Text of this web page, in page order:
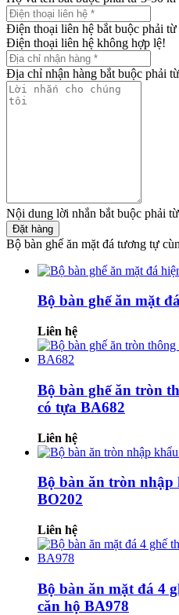
Điện thoại liên hệ bắt buộc phải
Điện thoại liên hệ không hợp lệ!
Địa chỉ nhận hàng bắt buộc phải
Nội dung lời nhắn bắt buộc phải
Đặt hàng
Bộ bàn ghế ăn mặt đá tương tự
Bộ bàn ghế ăn mặt
Liên hệ
Bộ bàn ghế ăn tròn
có tựa BA682
Liên hệ
Bộ bàn ăn tròn nhập
BO202
Liên hệ
Bộ bàn ăn mặt đá 4
căn hộ BA978